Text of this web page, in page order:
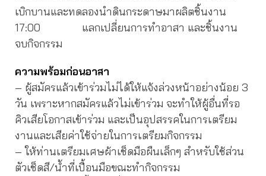
เบิกบานและทดลองนำดินกระดาษมาผลิตชิ้นงาน
17:00 แลกเปลี่ยนการทำอาสา และชิ้นงาน
จบกิจกรรม
ความพร้อมก่อนอาสา
– ผู้สมัครแล้วเข้าร่วมไม่ได้ให้แจ้งล่วงหน้าอย่างน้อย 3
วัน เพราะหากสมัครแล้วไม่เข้าร่วม จะทำให้ผู้อื่นที่รอ
คิวเสียโอกาสเข้าร่วม และเป็นอุปสรรคในการเตรียม
งานและเสียค่าใช้จ่ายในการเตรียมกิจกรรม
– ให้ท่านเตรียมเศษผ้าเช็ดมือผืนเล็กๆ สำหรับใช้ส่วน
ตัวเช็ดสี/น้ำที่เปื้อนมือขณะทำกิจกรรม